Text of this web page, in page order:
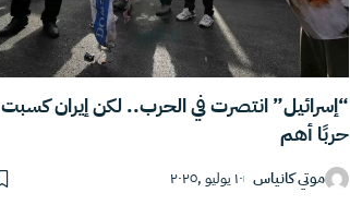
“إسرائيل” انتصرت في الحرب.. لكن إيران كسبت
حربًا أهم
موتي كانياس ١٠ يوليو ,٢٠٢٥